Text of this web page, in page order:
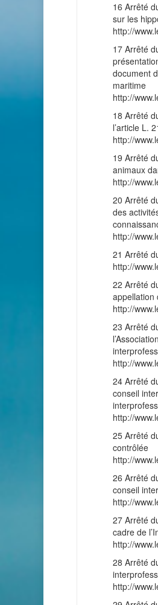
16 Arrêté
sur les
http://
17 Arrêté
document
maritime
http://
18 Arrêté
l’article L.
http://
19 Arrêté
animaux
http://
20 Arrêté
des
http://
21 Arrêté
http://
22 Arrêté
appellation
http://
23 Arrêté
http://
24 Arrêté
conseil
http://
25 Arrêté
contrôlée
http://
26 Arrêté
conseil
http://
27 Arrêté
cadre de
http://
28 Arrêté
http://